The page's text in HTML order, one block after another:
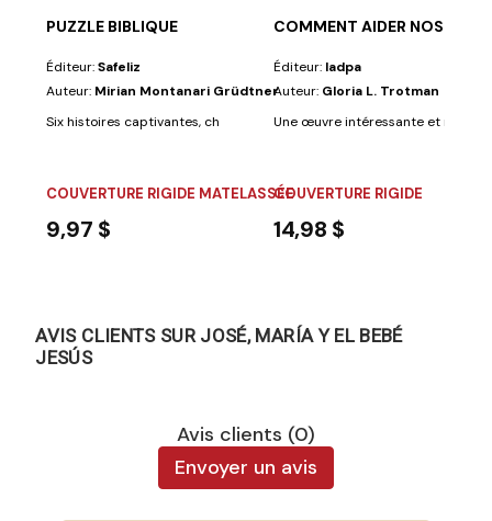
PUZZLE BIBLIQUE
Éditeur:Safeliz
Auteur: Mirian Montanari Grüdtner
Six histoires captivantes, chacune accompagnée d'une énigme, pour
COUVERTURE RIGIDE MATELASSÉE
9,97 $
COMMENT AIDER NOS
Éditeur: Iadpa
Auteur: Gloria L. Trotman
Une œuvre intéressante et
COUVERTURE RIGIDE
14,98 $
AVIS CLIENTS SUR JOSÉ, MARÍA Y EL BEBÉ
JESÚS
Avis clients (0)
Envoyer un avis